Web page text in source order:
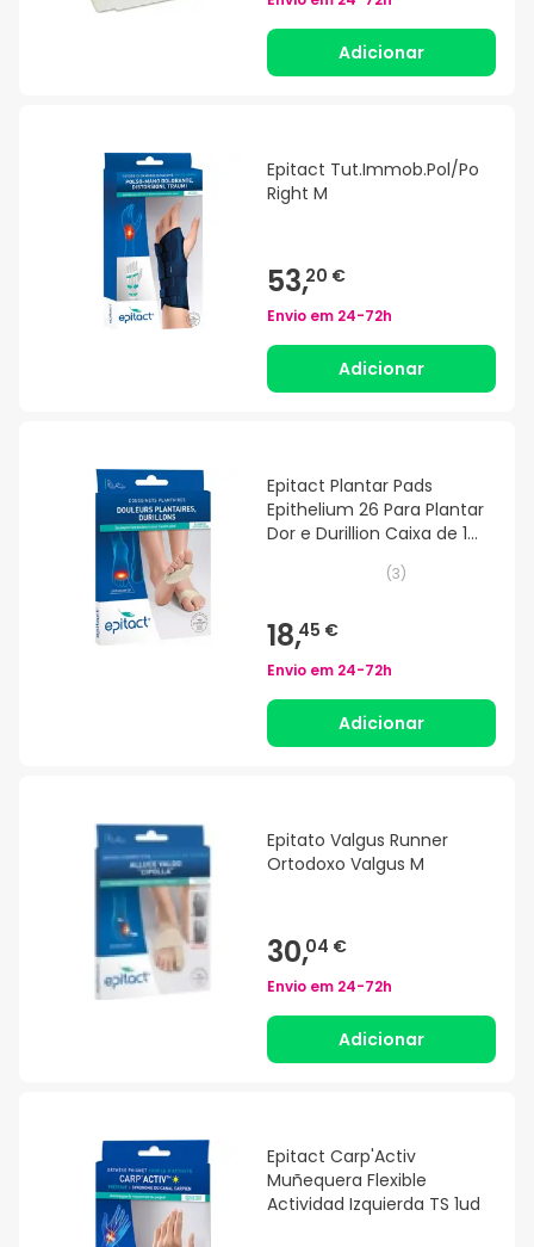
Adicionar
Epitact Tut.Immob.Pol/Po
Right M
53,20 €
Envio em 24-72h
Adicionar
Epitact Plantar Pads
Epithelium 26 Para Plantar
Dor e Durillion Caixa de 1
(3)
18,45 €
Envio em 24-72h
Adicionar
Epitato Valgus Runner
Ortodoxo Valgus M
30,04 €
Envio em 24-72h
Adicionar
Epitact Carp'Activ
Muñequera Flexible
Actividad Izquierda TS 1ud